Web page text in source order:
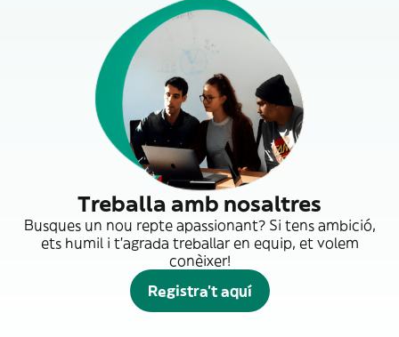
Treballa amb nosaltres
Busques un nou repte apassionant? Si tens ambició,
ets humil i t'agrada treballar en equip, et volem
conèixer!
Registra't aquí